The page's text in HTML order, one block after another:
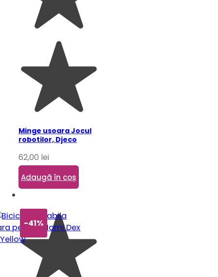
Minge usoara Jocul
robotilor, Djeco
62,00 lei
Adaugă în coș
-41%
-41%